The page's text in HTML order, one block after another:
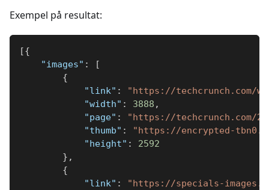
Exempel på resultat:
[{
"images" :
[
{
"link" :
"https://techcrunch.com/
"width" : 3888 ,
"page" :
"https://techcrunch.com/
"thumb" :
"https://encrypted-
"height" :
2592
} ,
{
"link" :
"https://specials-